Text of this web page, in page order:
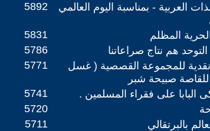
5892
العربية - بمناسبة اليوم العالمي
5831 المظلم
5786 هم نتاج صراعاتنا
5771
نقدية للمجموعة القصصية ( غسل
للقاصة صبيحة شبر
5741 البابا على فقراء المسلمين .
5720
5711 بالبرتقالي